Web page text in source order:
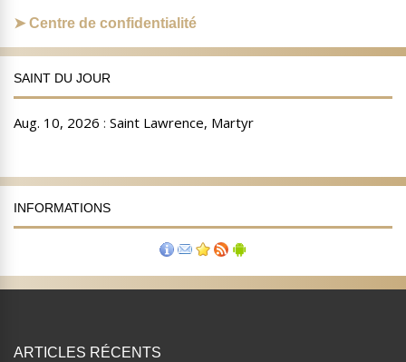
Centre de confidentialité
SAINT DU JOUR
INFORMATIONS
ARTICLES RÉCENTS